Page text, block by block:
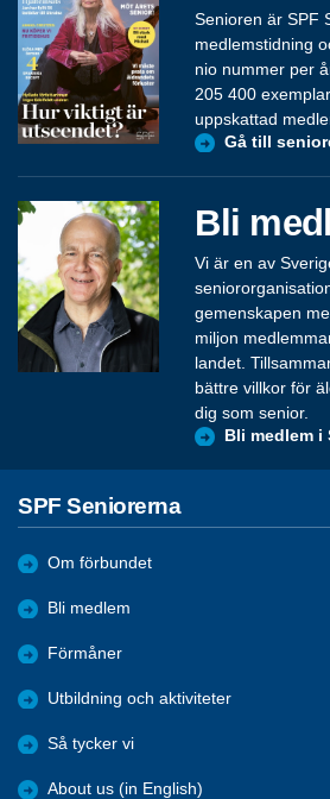
Senioren är SPF
medlemstidning
nio nummer per
205 400
uppskattad
Gå till
Bli
Vi är en av
gemenskapen
miljon
landet.
bättre villkor för
dig som senior.
Bli medlem i
SPF Seniorerna
Om förbundet
Bli medlem
Förmåner
Utbildning och aktiviteter
Så tycker vi
About us (in English)